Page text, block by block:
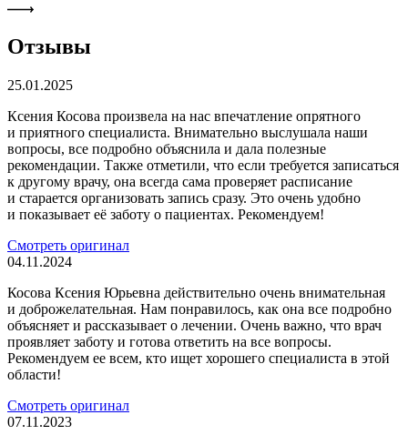
Отзывы
25.01.2025
Ксения Косова произвела на нас впечатление опрятного
и приятного специалиста. Внимательно выслушала наши
вопросы, все подробно объяснила и дала полезные
рекомендации. Также отметили, что если требуется записаться
к другому врачу, она всегда сама проверяет расписание
и старается организовать запись сразу. Это очень удобно
и показывает её заботу о пациентах. Рекомендуем!
Смотреть оригинал
04.11.2024
Косова Ксения Юрьевна действительно очень внимательная
и доброжелательная. Нам понравилось, как она все подробно
объясняет и рассказывает о лечении. Очень важно, что врач
проявляет заботу и готова ответить на все вопросы.
Рекомендуем ее всем, кто ищет хорошего специалиста в этой
области!
Смотреть оригинал
07.11.2023